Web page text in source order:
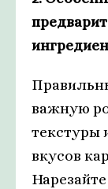
важную
текстуры
вкусов